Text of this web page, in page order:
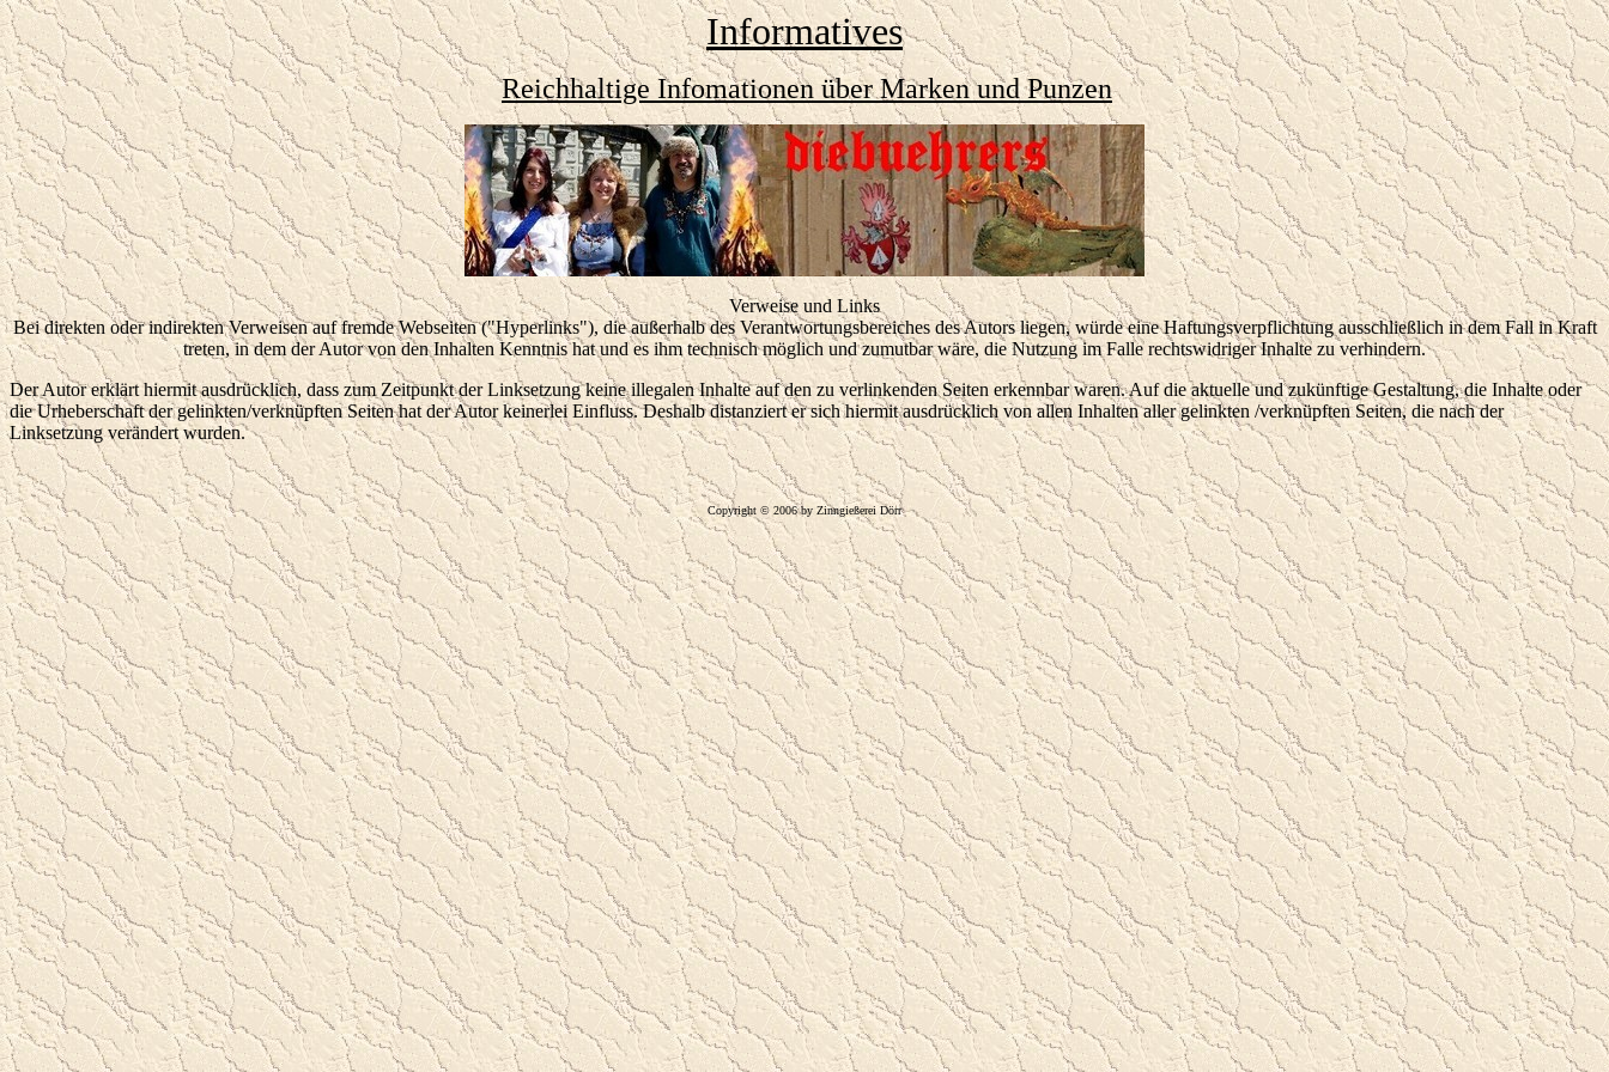
Informatives
Reichhaltige Infomationen über Marken und Punzen
Verweise und Links
Bei direkten oder indirekten Verweisen auf fremde Webseiten ("Hyperlinks"), die außerhalb des Verantwortungsbereiches des Autors liegen, würde eine Haftungsverpflichtung ausschließlich in dem Fall in Kraft
treten, in dem der Autor von den Inhalten Kenntnis hat und es ihm technisch möglich und zumutbar wäre, die Nutzung im Falle rechtswidriger Inhalte zu verhindern.
Der Autor erklärt hiermit ausdrücklich, dass zum Zeitpunkt der Linksetzung keine illegalen Inhalte auf den zu verlinkenden Seiten erkennbar waren. Auf die aktuelle und zukünftige Gestaltung, die Inhalte oder
die Urheberschaft der gelinkten/verknüpften Seiten hat der Autor keinerlei Einfluss. Deshalb distanziert er sich hiermit ausdrücklich von allen Inhalten aller gelinkten /verknüpften Seiten, die nach der
Linksetzung verändert wurden.
Copyright © 2006 by Zinngießerei Dörr